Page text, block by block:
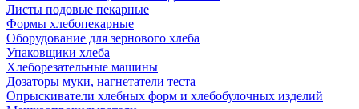
Листы подовые пекарные
Формы хлебопекарные
Оборудование для зернового хлеба
Упаковщики хлеба
Хлеборезательные машины
Дозаторы муки, нагнетатели теста
Опрыскиватели хлебных форм и хлебобулочных изделий